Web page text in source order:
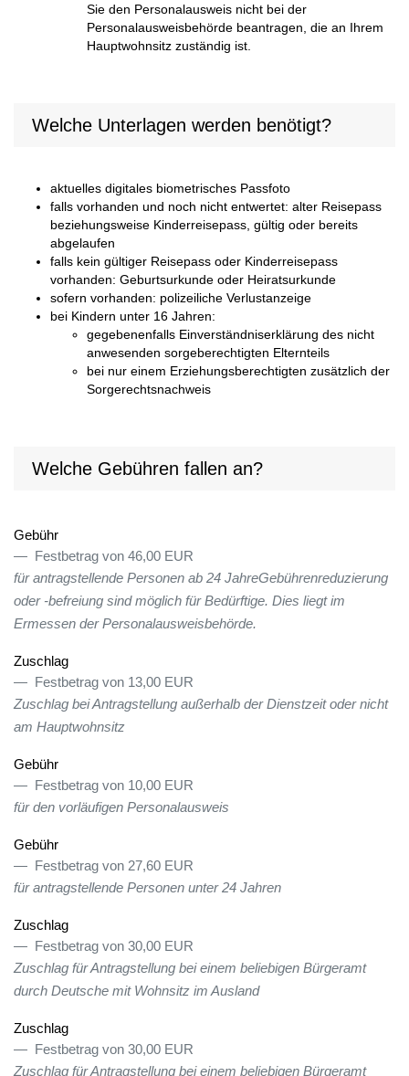
Sie den Personalausweis nicht bei der
Personalausweisbehörde beantragen, die an Ihrem
Hauptwohnsitz zuständig ist.
Welche Unterlagen werden benötigt?
aktuelles digitales biometrisches Passfoto
falls vorhanden und noch nicht entwertet: alter Reisepass
beziehungsweise Kinderreisepass, gültig oder bereits
abgelaufen
falls kein gültiger Reisepass oder Kinderreisepass
vorhanden: Geburtsurkunde oder Heiratsurkunde
sofern vorhanden: polizeiliche Verlustanzeige
bei Kindern unter 16 Jahren:
gegebenenfalls Einverständniserklärung des nicht
anwesenden sorgeberechtigten Elternteils
bei nur einem Erziehungsberechtigten zusätzlich der
Sorgerechtsnachweis
Welche Gebühren fallen an?
Gebühr
Festbetrag von 46,00 EUR
für antragstellende Personen ab 24 JahreGebührenreduzierung
oder -befreiung sind möglich für Bedürftige. Dies liegt im
Ermessen der Personalausweisbehörde.
Zuschlag
Festbetrag von 13,00 EUR
Zuschlag bei Antragstellung außerhalb der Dienstzeit oder nicht
am Hauptwohnsitz
Gebühr
Festbetrag von 10,00 EUR
für den vorläufigen Personalausweis
Gebühr
Festbetrag von 27,60 EUR
für antragstellende Personen unter 24 Jahren
Zuschlag
Festbetrag von 30,00 EUR
Zuschlag für Antragstellung bei einem beliebigen Bürgeramt
durch Deutsche mit Wohnsitz im Ausland
Zuschlag
Festbetrag von 30,00 EUR
Zuschlag für Antragstellung bei einem beliebigen Bürgeramt